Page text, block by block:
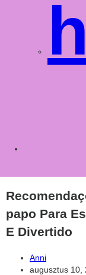
papo Para
E Divertido
Post
author:
Anni
Post
augusztus 10,